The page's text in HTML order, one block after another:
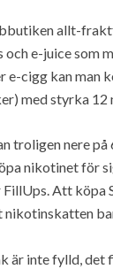
allt-
e-juice som
e-cigg kan man
med styrka
troligen nere
nikotinet för
FillUps. Att köpa
nikotinskatten
är inte fylld, det